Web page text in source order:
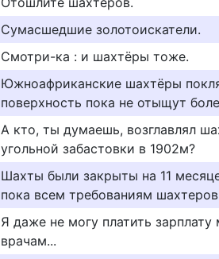
Сумасшедшие золотоискатели.
Смотри-ка : и шахтёры тоже.
Южноафриканские шахтёры
поверхность пока не отыщут
А кто, ты думаешь, возглавлял
угольной забастовки в 1902м?
Шахты были закрыты на 11
пока всем требованиям
Я даже не могу платить
врачам...